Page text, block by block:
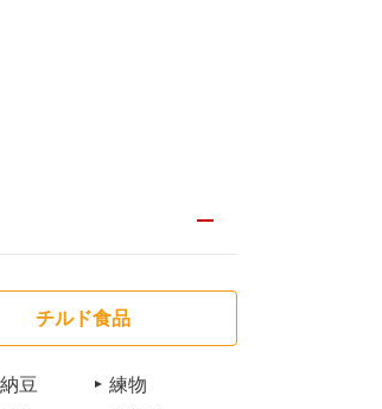
チルド食品
豆
練物